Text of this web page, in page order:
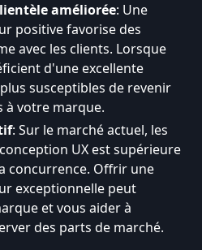
améliorée: Une
positive favorise des
avec les clients. Lorsque
d'une excellente
susceptibles de revenir
à votre marque.
: Sur le marché actuel, les
UX est supérieure
concurrence. Offrir une
exceptionnelle peut
et vous aider à
des parts de marché.